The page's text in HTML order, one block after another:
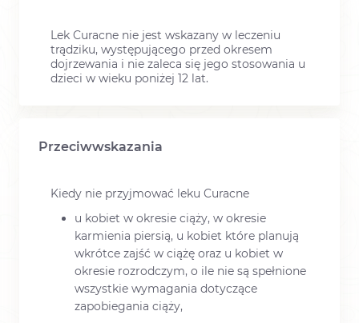
Lek Curacne nie jest wskazany w leczeniu
trądziku, występującego przed okresem
dojrzewania i nie zaleca się jego stosowania u
dzieci w wieku poniżej 12 lat.
Przeciwwskazania
Kiedy nie przyjmować leku Curacne
u kobiet w okresie ciąży, w okresie
karmienia piersią, u kobiet które planują
wkrótce zajść w ciążę oraz u kobiet w
okresie rozrodczym, o ile nie są spełnione
wszystkie wymagania dotyczące
zapobiegania ciąży,